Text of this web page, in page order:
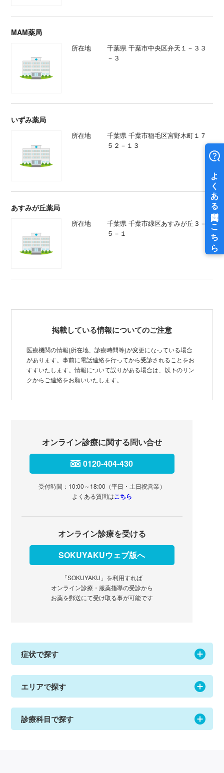
MAM薬局
所在地
千葉県 千葉市中央区弁天１－３３
－３
いずみ薬局
所在地
千葉県 千葉市稲毛区宮野木町１７
５２－１３
あすみが丘薬局
所在地
千葉県 千葉市緑区あすみが丘３－
５－１
掲載している情報についてのご注意
医療機関の情報(所在地、診療時間等)が変更になっている場合
があります。事前に電話連絡を行ってから受診されることをお
すすいたします。情報について誤りがある場合は、以下のリン
クからご連絡をお願いいたします。
オンライン診療に関する問い合せ
0120-404-430
受付時間：10:00～18:00（平日・土日祝営業）
よくある質問はこちら
オンライン診療を受ける
SOKUYAKUウェブ版へ
「SOKUYAKU」を利用すれば
オンライン診療・服薬指導の受診から
お薬を郵送にて受け取る事が可能です
症状で探す
エリアで探す
診療科目で探す